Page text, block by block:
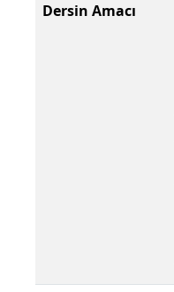
Dersin Amacı